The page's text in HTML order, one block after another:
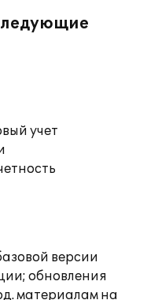
учет
версии
обновления
материалам на